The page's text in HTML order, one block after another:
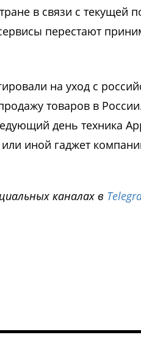
в связи с текущей
перестают
на уход с
товаров в
день техника
иной гаджет
каналах в